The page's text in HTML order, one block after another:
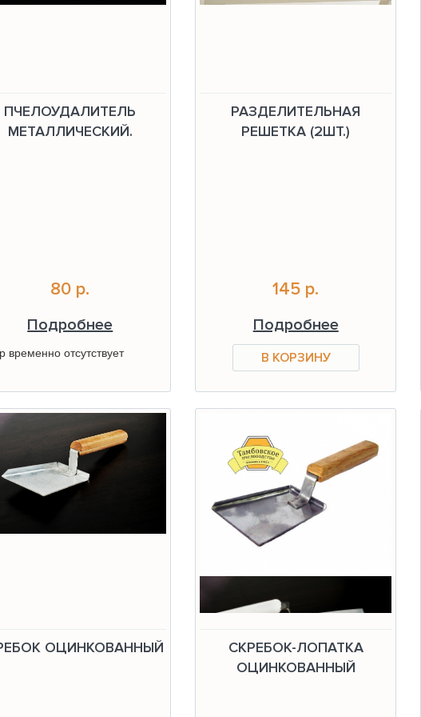
ПЧЕЛОУДАЛИТЕЛЬ
МЕТАЛЛИЧЕСКИЙ.
80 р.
Подробнее
временно отсутствует
РАЗДЕЛИТЕЛЬНАЯ
РЕШЕТКА (2ШТ.)
145 р.
Подробнее
ОЦИНКОВАННЫЙ
СКРЕБОК-ЛОПАТКА
ОЦИНКОВАННЫЙ